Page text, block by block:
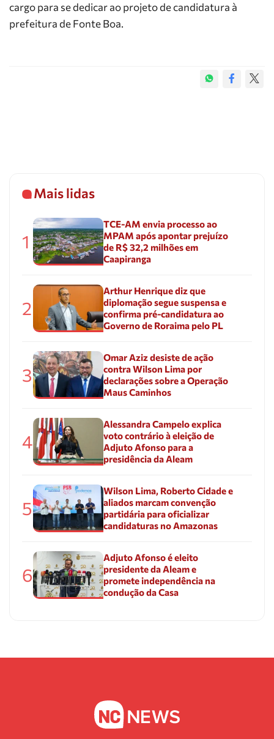
cargo para se dedicar ao projeto de candidatura à
prefeitura de Fonte Boa.
Mais lidas
1
TCE-AM envia processo ao
MPAM após apontar prejuízo
de R$ 32,2 milhões em
Caapiranga
2
Arthur Henrique diz que
diplomação segue suspensa e
confirma pré-candidatura ao
Governo de Roraima pelo PL
3
Omar Aziz desiste de ação
contra Wilson Lima por
declarações sobre a Operação
Maus Caminhos
4
Alessandra Campelo explica
voto contrário à eleição de
Adjuto Afonso para a
presidência da Aleam
5
Wilson Lima, Roberto Cidade e
aliados marcam convenção
partidária para oficializar
candidaturas no Amazonas
6
Adjuto Afonso é eleito
presidente da Aleam e
promete independência na
condução da Casa